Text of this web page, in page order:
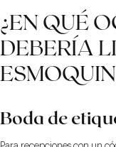
¿EN QUÉ
DEBERÍA
Boda de